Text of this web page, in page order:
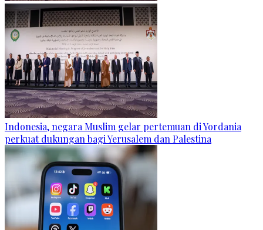
Indonesia, negara Muslim gelar pertemuan di Yordania
perkuat dukungan bagi Yerusalem dan Palestina